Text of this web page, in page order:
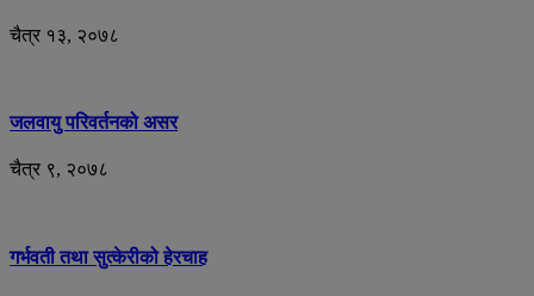
चैत्र १३, २०७८
जलवायु परिवर्तनको असर
चैत्र ९, २०७८
गर्भवती तथा सुत्केरीको हेरचाह